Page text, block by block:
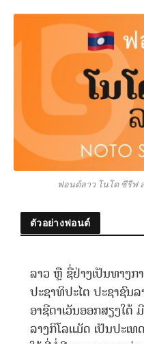
ฟอนต์ลาว โนโต ซีรีฟ ล
ตัวอย่างฟอนต์
ລາວ ຫຼື ຊື່ຢ່າງເປັນທາງກ
ປະຊາທິປະໄຕ ປະຊາຊົນ
ອາຊີຕາເວັນອອກສຽງໃ
ລາງກິໂລແມັດ ເປັນປະເທ